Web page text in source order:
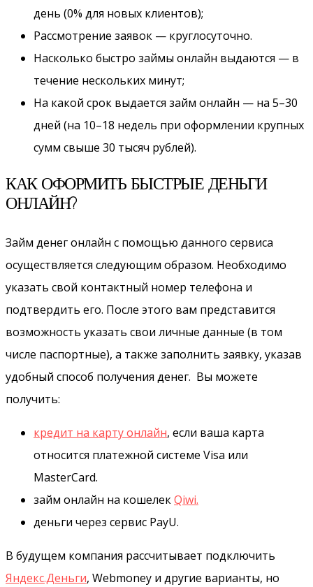
день (0% для новых клиентов);
Рассмотрение заявок — круглосуточно.
Насколько быстро займы онлайн выдаются — в
течение нескольких минут;
На какой срок выдается займ онлайн — на 5–30
дней (на 10–18 недель при оформлении крупных
сумм свыше 30 тысяч рублей).
КАК ОФОРМИТЬ БЫСТРЫЕ ДЕНЬГИ
ОНЛАЙН?
Займ денег онлайн с помощью данного сервиса
осуществляется следующим образом. Необходимо
указать свой контактный номер телефона и
подтвердить его. После этого вам представится
возможность указать свои личные данные (в том
числе паспортные), а также заполнить заявку, указав
удобный способ получения денег. Вы можете
получить:
кредит на карту онлайн, если ваша карта
относится платежной системе Visa или
MasterCard.
займ онлайн на кошелекQiwi.
деньги через сервис PayU.
В будущем компания рассчитывает подключить
Яндекс.Деньги, Webmoney и другие варианты, но